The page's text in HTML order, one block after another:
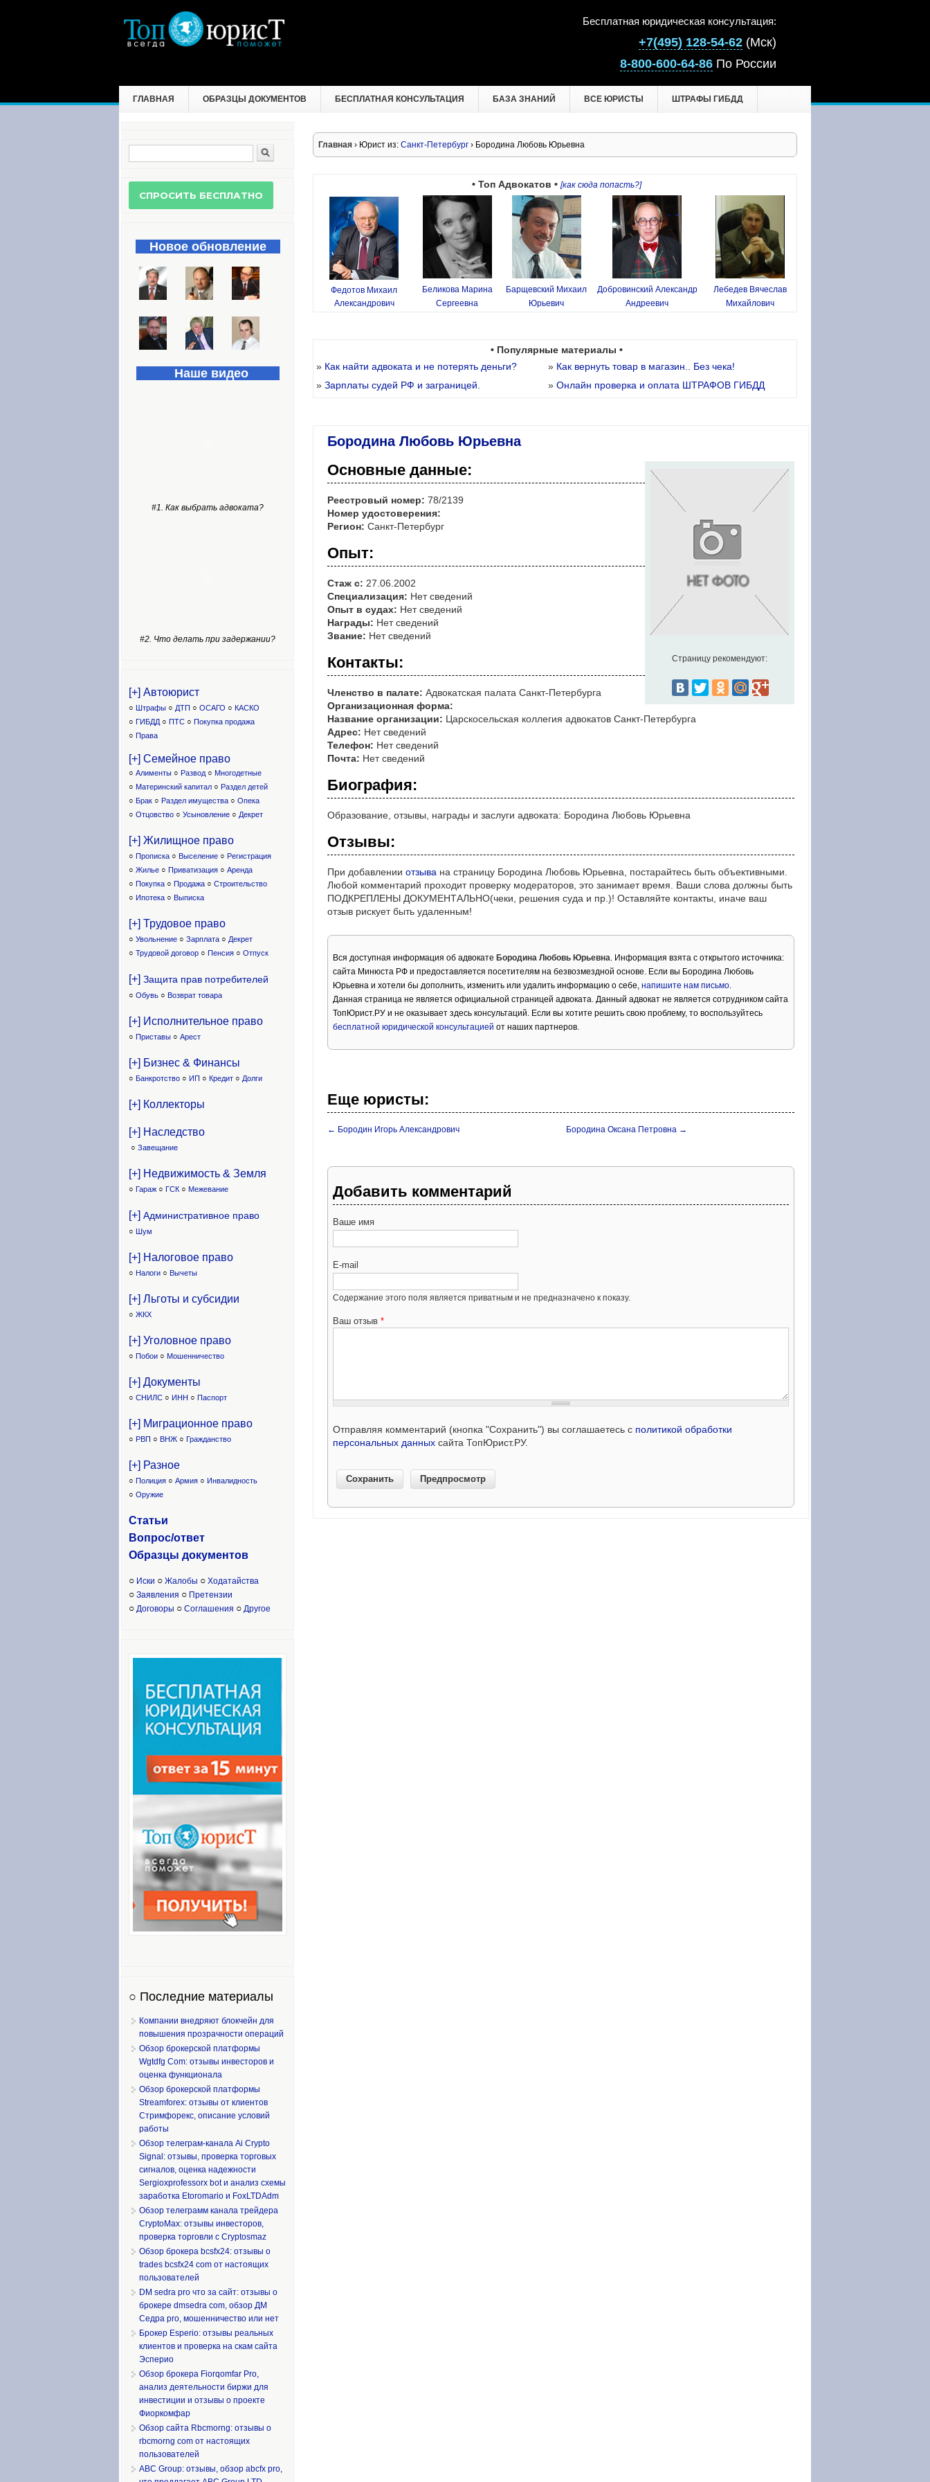
Бесплатная юридическая консультация:
+7(495) 128-54-62 (Мск)
8-800-600-64-86 По России
ГЛАВНАЯ ОБРАЗЦЫ ДОКУМЕНТОВ БЕСПЛАТНАЯ КОНСУЛЬТАЦИЯ БАЗА ЗНАНИЙ ВСЕ ЮРИСТЫ ШТРАФЫ ГИБДД
Главная › Юрист из: Санкт-Петербург › Бородина Любовь Юрьевна
• Топ Адвокатов • [как сюда попасть?]
Федотов Михаил
Александрович
Беликова Марина
Сергеевна
Барщевский Михаил
Юрьевич
Добровинский Александр
Андреевич
Лебедев Вячеслав
Михайлович
• Популярные материалы •
» Как найти адвоката и не потерять деньги? » Как вернуть товар в магазин.. Без чека!
» Зарплаты судей РФ и заграницей. » Онлайн проверка и оплата ШТРАФОВ ГИБДД
Бородина Любовь Юрьевна
Страницу рекомендуют:
Основные данные:
Реестровый номер: 78/2139
Номер удостоверения:
Регион: Санкт-Петербург
Опыт:
Стаж с: 27.06.2002
Специализация: Нет сведений
Опыт в судах: Нет сведений
Награды: Нет сведений
Звание: Нет сведений
Контакты:
Членство в палате: Адвокатская палата Санкт-Петербурга
Организационная форма:
Название организации: Царскосельская коллегия адвокатов Санкт-Петербурга
Адрес: Нет сведений
Телефон: Нет сведений
Почта: Нет сведений
Биография:
Образование, отзывы, награды и заслуги адвоката: Бородина Любовь Юрьевна
Отзывы:
При добавлении отзыва на страницу Бородина Любовь Юрьевна, постарайтесь быть объективными.
Любой комментарий проходит проверку модераторов, это занимает время. Ваши слова должны быть
ПОДКРЕПЛЕНЫ ДОКУМЕНТАЛЬНО(чеки, решения суда и пр.)! Оставляйте контакты, иначе ваш
отзыв рискует быть удаленным!
Вся доступная информация об адвокате Бородина Любовь Юрьевна. Информация взята с открытого источника:
сайта Минюста РФ и предоставляется посетителям на безвозмездной основе. Если вы Бородина Любовь
Юрьевна и хотели бы дополнить, изменить или удалить информацию о себе, напишите нам письмо.
Данная страница не является официальной страницей адвоката. Данный адвокат не является сотрудником сайта
ТопЮрист.РУ и не оказывает здесь консультаций. Если вы хотите решить свою проблему, то воспользуйтесь
бесплатной юридической консультацией от наших партнеров.
Еще юристы:
← Бородин Игорь Александрович Бородина Оксана Петровна →
Добавить комментарий
Ваше имя
E-mail
Содержание этого поля является приватным и не предназначено к показу.
Ваш отзыв *
Отправляя комментарий (кнопка "Сохранить") вы соглашаетесь с политикой обработки
персональных данных сайта ТопЮрист.РУ.
Форма поиска
Новое обновление
Наше видео
#1. Как выбрать адвоката?
#2. Что делать при задержании?
[+] Автоюрист
○ Штрафы ○ ДТП ○ ОСАГО ○ КАСКО
○ ГИБДД ○ ПТС ○ Покупка продажа
○ Права
[+] Семейное право
○ Алименты ○ Развод ○ Многодетные
○ Материнский капитал ○ Раздел детей
○ Брак ○ Раздел имущества ○ Опека
○ Отцовство ○ Усыновление ○ Декрет
[+] Жилищное право
○ Прописка ○ Выселение ○ Регистрация
○ Жилье ○ Приватизация ○ Аренда
○ Покупка ○ Продажа ○ Строительство
○ Ипотека ○ Выписка
[+] Трудовое право
○ Увольнение ○ Зарплата ○ Декрет
○ Трудовой договор ○ Пенсия ○ Отпуск
[+] Защита прав потребителей
○ Обувь ○ Возврат товара
[+] Исполнительное право
○ Приставы ○ Арест
[+] Бизнес & Финансы
○ Банкротство ○ ИП ○ Кредит ○ Долги
[+] Коллекторы
[+] Наследство
○ Завещание
[+] Недвижимость & Земля
○ Гараж ○ ГСК ○ Межевание
[+] Административное право
○ Шум
[+] Налоговое право
○ Налоги ○ Вычеты
[+] Льготы и субсидии
○ ЖКХ
[+] Уголовное право
○ Побои ○ Мошенничество
[+] Документы
○ СНИЛС ○ ИНН ○ Паспорт
[+] Миграционное право
○ РВП ○ ВНЖ ○ Гражданство
[+] Разное
○ Полиция ○ Армия ○ Инвалидность
○ Оружие
Статьи
Вопрос/ответ
Образцы документов
○ Иски ○ Жалобы ○ Ходатайства
○ Заявления ○ Претензии
○ Договоры ○ Соглашения ○ Другое
○ Последние материалы
Компании внедряют блокчейн для
повышения прозрачности операций
Обзор брокерской платформы
Wgtdfg Com: отзывы инвесторов и
оценка функционала
Обзор брокерской платформы
Streamforex: отзывы от клиентов
Стримфорекс, описание условий
работы
Обзор телеграм-канала Ai Crypto
Signal: отзывы, проверка торговых
сигналов, оценка надежности
Sergioxprofessorx bot и анализ схемы
заработка Etoromario и FoxLTDAdm
Обзор телеграмм канала трейдера
CryptoMax: отзывы инвесторов,
проверка торговли с Cryptosmaz
Обзор брокера bcsfx24: отзывы о
trades bcsfx24 com от настоящих
пользователей
DM sedra pro что за сайт: отзывы о
брокере dmsedra com, обзор ДМ
Седра pro, мошенничество или нет
Брокер Esperio: отзывы реальных
клиентов и проверка на скам сайта
Эсперио
Обзор брокера Fiorqomfar Pro,
анализ деятельности биржи для
инвестиции и отзывы о проекте
Фиоркомфар
Обзор сайта Rbcmorng: отзывы о
rbcmorng com от настоящих
пользователей
ABC Group: отзывы, обзор abcfx pro,